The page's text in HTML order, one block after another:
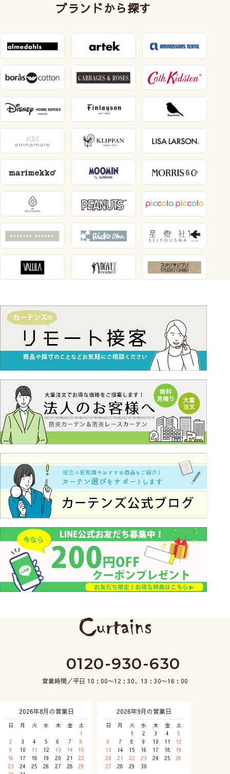
ブランドから探す
0120-930-630
営業時間／平日 10：00〜12：30、13：30〜16：00
2026年8月の営業日
日 月 火 水 木 金
土
1
2
3 4 5 6 7
8
9
10 11 12 13 14
15
16
17 18 19 20 21
22
23
24 25 26 27 28
29
2026年9月の営業日
日 月 火 水 木 金
土
1
2 3 4
5
6
7 8 9 10 11
12
13
14 15 16 17 18
19
20
21 22 23 24 25
26
27
28 29 30